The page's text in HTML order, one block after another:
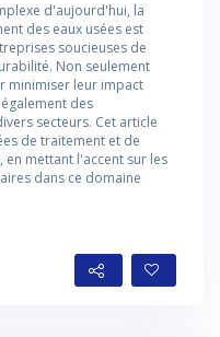
d'aujourd'hui, la
des eaux usées est
soucieuses de
Non seulement
minimiser leur impact
des
secteurs. Cet article
de traitement et de
mettant l'accent sur les
dans ce domaine